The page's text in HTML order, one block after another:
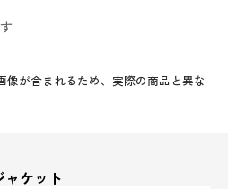
が含まれるため、実際の商品と異な
ャケット